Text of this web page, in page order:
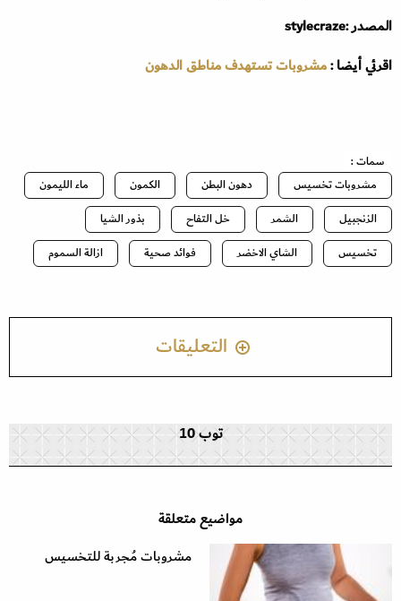
المصدر :stylecraze
اقرئي أيضا :مشروبات تستهدف مناطق الدهون
سمات :
مشروبات تخسيس
دهون البطن الكمون
ماء الليمون
الزنجبيل
الشمر خل التفاح
بذور الشيا
تخسيس
الشاي الاخضر فوائد صحية ازالة السموم
التعليقات
توب 10
مواضيع متعلقة
مشروبات مُجربة للتخسيس